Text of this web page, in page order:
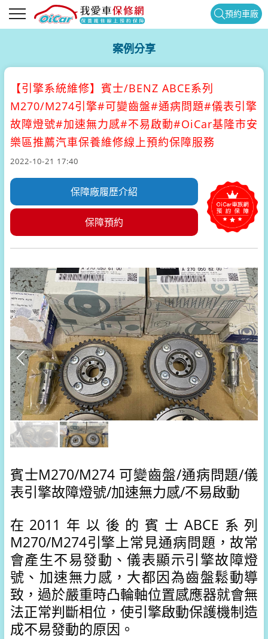
預約車廠
案例分享
【引擎系統維修】 賓士/BENZ ABCE系列
M270/M274引擎#可變齒盤#通病問題#儀表引擎
故障燈號#加速無力感#不易啟動#OiCar基隆市安
樂區推薦汽車保養維修線上預約保障服務
2022-10-21 17:40
保障廠履歷介紹
保障預約
賓士M270/M274 可變齒盤/通病問題/儀
表引擎故障燈號/加速無力感/不易啟動
在2011年以後的賓士ABCE系列
M270/M274引擎上常見通病問題，故常
會產生不易發動、儀表顯示引擎故障燈
號、加速無力感，大都因為齒盤鬆動導
致，過於嚴重時凸輪軸位置感應器就會無
法正常判斷相位，使引擎啟動保護機制造
成不易發動的原因。